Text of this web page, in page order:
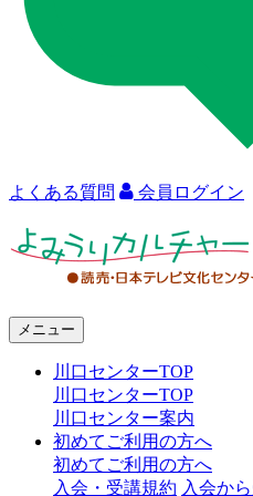
よくある質問 会員ログイン
メニュー
川口センターTOP
川口センターTOP
川口センター案内
初めてご利用の方へ
初めてご利用の方へ
入会・受講規約 入会か